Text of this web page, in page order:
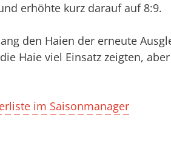
erhöhte kurz darauf auf 8:9.
den Haien der erneute
Haie viel Einsatz zeigten,
im Saisonmanager